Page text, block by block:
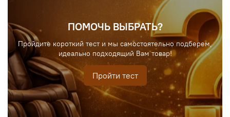
ПОМОЧЬ ВЫБРАТЬ?
Пройдите короткий тест и мы самостоятельно подберем,
идеально подходящий Вам товар!
Пройти тест